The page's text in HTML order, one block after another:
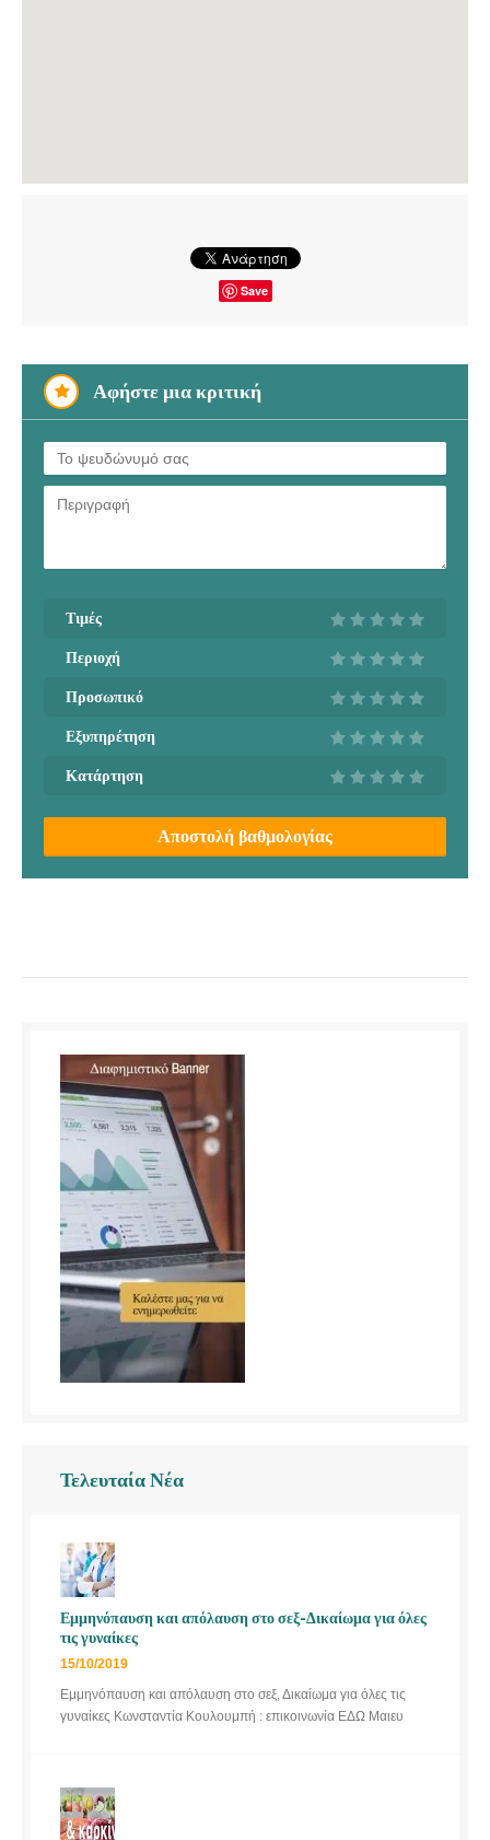
Save
Αφήστε μια κριτική
Τιμές
Περιοχή
Προσωπικό
Εξυπηρέτηση
Κατάρτηση
Αποστολή βαθμολογίας
Τελευταία Νέα
Εμμηνόπαυση και απόλαυση στο σεξ-Δικαίωμα για όλες
τις γυναίκες
15/10/2019
Εμμηνόπαυση και απόλαυση στο σεξ, Δικαίωμα για όλες τις
γυναίκες Κωνσταντία Κουλουμπή : επικοινωνία ΕΔΩ Μαιευ